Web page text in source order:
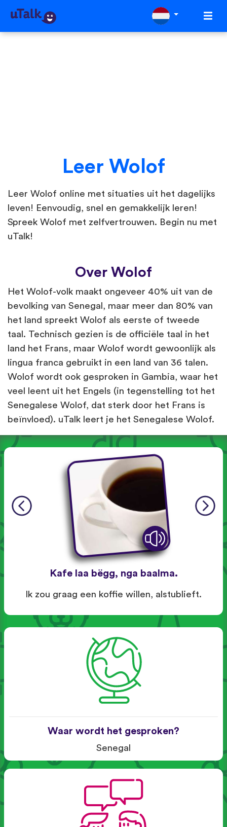
Leer Wolof
Leer Wolof online met situaties uit het dagelijks
leven! Eenvoudig, snel en gemakkelijk leren!
Spreek Wolof met zelfvertrouwen. Begin nu met
uTalk!
Over Wolof
Het Wolof-volk maakt ongeveer 40% uit van de
bevolking van Senegal, maar meer dan 80% van
het land spreekt Wolof als eerste of tweede
taal. Technisch gezien is de officiële taal in het
land het Frans, maar Wolof wordt gewoonlijk als
lingua franca gebruikt in een land van 36 talen.
Wolof wordt ook gesproken in Gambia, waar het
veel leent uit het Engels (in tegenstelling tot het
Senegalese Wolof, dat sterk door het Frans is
beïnvloed). uTalk leert je het Senegalese Wolof.
Kafe laa bëgg, nga baalma.
Ik zou graag een koffie willen, alstublieft.
Waar wordt het gesproken?
Senegal